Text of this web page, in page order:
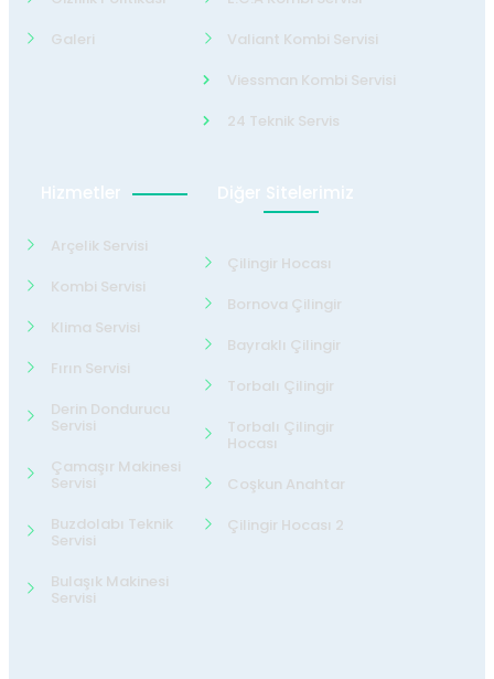
Galeri
Valiant Kombi Servisi
Viessman Kombi Servisi
24 Teknik Servis
Hizmetler
Arçelik Servisi
Kombi Servisi
Klima Servisi
Fırın Servisi
Derin Dondurucu
Servisi
Çamaşır Makinesi
Servisi
Buzdolabı Teknik
Servisi
Bulaşık Makinesi
Servisi
Diğer Sitelerimiz
Çilingir Hocası
Bornova Çilingir
Bayraklı Çilingir
Torbalı Çilingir
Torbalı Çilingir
Hocası
Coşkun Anahtar
Çilingir Hocası 2